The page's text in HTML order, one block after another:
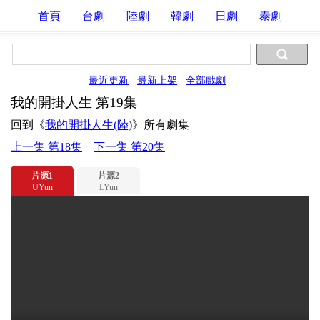
首頁 台劇 陸劇 韓劇 日劇 泰劇
最近更新 最新上架 全部戲劇
我的開掛人生 第19集
回到《我的開掛人生(陸)》所有劇集
上一集 第18集
下一集 第20集
片源1
UYun
片源2
LYun